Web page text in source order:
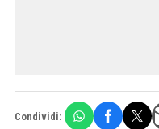
Condividi: